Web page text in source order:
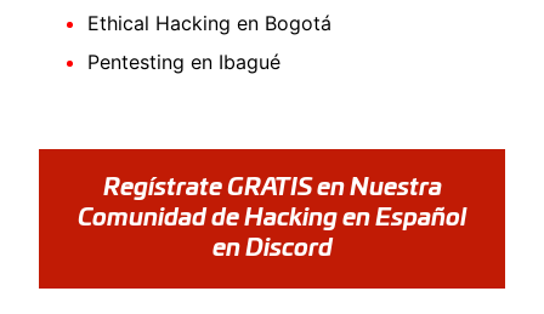
Ethical Hacking en Bogotá
Pentesting en Ibagué
Regístrate GRATIS en Nuestra
Comunidad de Hacking en Español
en Discord